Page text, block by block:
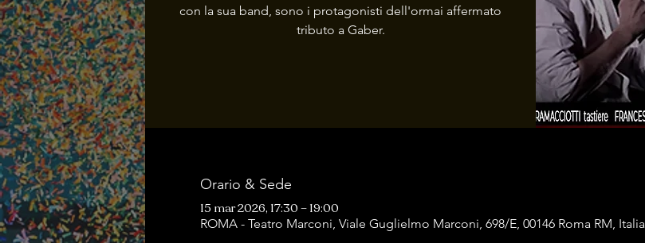
con la sua band, sono i protagonisti dell'ormai affermato
tributo a Gaber.
Orario & Sede
15 mar 2026, 17:30 – 19:00
ROMA - Teatro Marconi, Viale Guglielmo Marconi, 698/E, 00146 Roma RM, Italia